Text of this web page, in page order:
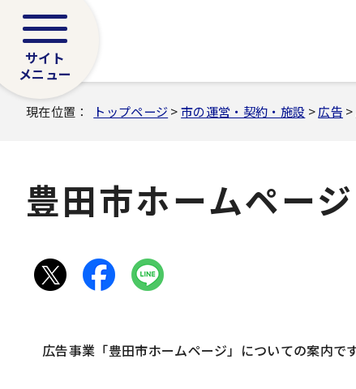
サイト
メニュー
現在位置： トップページ >市の運営・契約・施設 >広告 >
豊田市ホームペー
広告事業「豊田市ホームページ」についての案内です